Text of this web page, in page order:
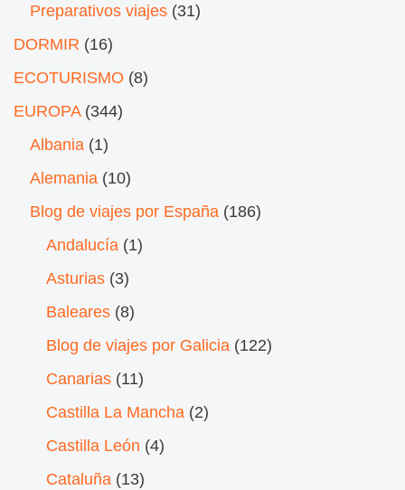
Preparativos viajes (31)
DORMIR (16)
ECOTURISMO (8)
EUROPA(344)
Albania (1)
Alemania (10)
Blog de viajes por España (186)
Andalucía (1)
Asturias (3)
Baleares (8)
Blog de viajes por Galicia (122)
Canarias (11)
Castilla La Mancha (2)
Castilla León (4)
Cataluña (13)